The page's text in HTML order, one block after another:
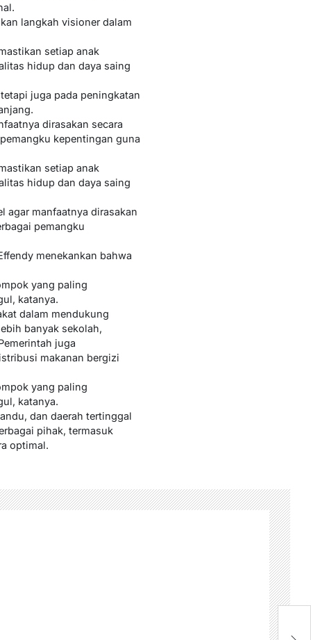
langkah visioner dalam
setiap anak
hidup dan daya saing
juga pada peningkatan
dirasakan secara
kepentingan guna
setiap anak
hidup dan daya saing
agar manfaatnya dirasakan
pemangku
menekankan bahwa
yang paling
katanya.
dalam mendukung
banyak sekolah,
juga
makanan bergizi
yang paling
katanya.
dan daerah tertinggal
pihak, termasuk
optimal.